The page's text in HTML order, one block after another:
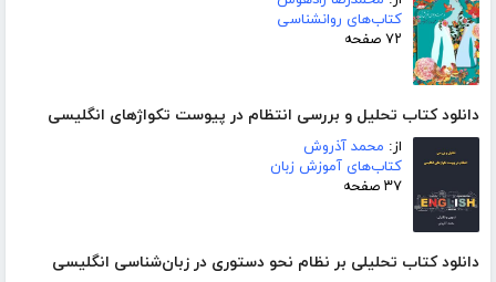
کتاب‌های روانشناسی
۷۲ صفحه
دانلود کتاب تحلیل و بررسی انتظام در پیوست تکواژهای انگلیسی
از: محمد آذروش
کتاب‌های آموزش زبان
۳۷ صفحه
دانلود کتاب تحلیلی بر نظام نحو دستوری در زبان‌شناسی انگلیسی